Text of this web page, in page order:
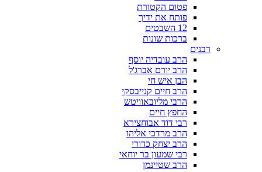
פטום הקטורת
פותח את ידיך
12 השבטים
ברכות שונות
רבנים
הרב עובדיה יוסף
הרב יורם אברג'ל
הבן איש חי
הרב חיים קנייבסקי
הרבי מליובאוויטש
החפץ חיים
רבי דוד אבוחצירא
הרב מרדכי אליהו
הרב יצחק כדורי
רבי שמעון בר יוחאי
הרב שטיינמן